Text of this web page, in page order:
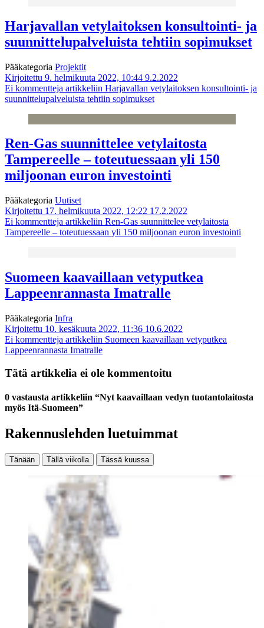
Harjavallan vetylaitoksen konsultointi- ja
suunnittelupalveluista tehtiin sopimukset
Pääkategoria Projektit
Kirjoitettu 9. helmikuuta 2022, 10:44 9.2.2022
Ei kommentteja artikkeliin Harjavallan vetylaitoksen konsultointi- ja
suunnittelupalveluista tehtiin sopimukset
Ren-Gas suunnittelee vetylaitosta
Tampereelle – toteutuessaan yli 150
miljoonan euron investointi
Pääkategoria Uutiset
Kirjoitettu 17. helmikuuta 2022, 12:22 17.2.2022
Ei kommentteja artikkeliin Ren-Gas suunnittelee vetylaitosta
Tampereelle – toteutuessaan yli 150 miljoonan euron investointi
Suomeen kaavaillaan vetyputkea
Lappeenrannasta Imatralle
Pääkategoria Infra
Kirjoitettu 10. kesäkuuta 2022, 11:36 10.6.2022
Ei kommentteja artikkeliin Suomeen kaavaillaan vetyputkea
Lappeenrannasta Imatralle
Tätä artikkelia ei ole kommentoitu
0 vastausta artikkeliin “Nyt kaavaillaan vedyn tuotantolaitosta
myös Itä-Suomeen”
Rakennuslehden luetuimmat
Tänään Tällä viikolla Tässä kuussa